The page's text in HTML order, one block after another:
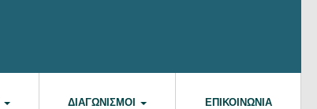
ΔΙΑΓΩΝΙΣΜΟΊ ΕΠΙΚΟΙΝΩΝΊΑ